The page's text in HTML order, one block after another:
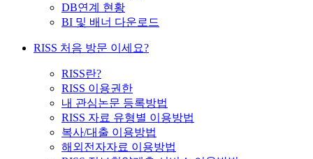
DB연계 현황
BI 및 배너 다운로드
RISS 처음 방문 이세요?
RISS란?
RISS 이용권한
내 관심논문 등록방법
RISS 자료 유형별 이용방법
복사/대출 이용방법
해외전자자료 이용방법